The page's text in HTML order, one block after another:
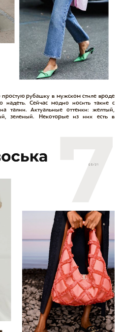
рубашку в мужском стиле вроде
надеть. Сейчас модно носить такие с
талии. Актуальные оттенки: желтый,
зеленый. Некоторые из них есть в